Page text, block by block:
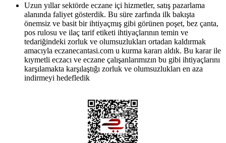
Uzun yıllar sektörde eczane içi hizmetler, satış pazarlama
alanında faliyet gösterdik. Bu süre zarfında ilk bakışta
önemsiz ve basit bir ihtiyaçmış gibi görünen poşet, bez çanta,
pos rulosu ve ilaç tarif etiketi ihtiyaçlarının temin ve
tedariğindeki zorluk ve olumsuzlukları ortadan kaldırmak
amacıyla eczanecantasi.com u kurma kararı aldık. Bu karar ile
kıymetli eczacı ve eczane çalışanlarımızın bu gibi ihtiyaçlarını
karşılamakta karşılaştığı zorluk ve olumsuzlukları en aza
indirmeyi hedefledik